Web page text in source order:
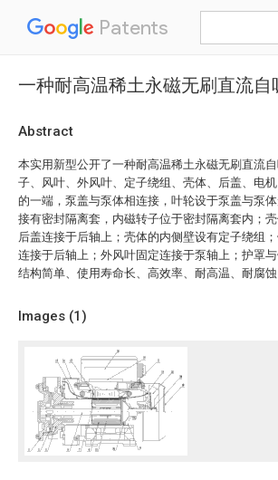
Patents
一种耐高温稀土永磁无刷直流自
Abstract
本实用新型公开了一种耐高温稀土永磁无刷直流
子、风叶、外风叶、定子绕组、壳体、后盖、电
的一端，泵盖与泵体相连接，叶轮设于泵盖与泵
接有密封隔离套，内磁转子位于密封隔离套内；
后盖连接于后轴上；壳体的内侧壁设有定子绕组
连接于后轴上；外风叶固定连接于泵轴上；护罩
结构简单、使用寿命长、高效率、耐高温、耐腐蚀
Images (1)